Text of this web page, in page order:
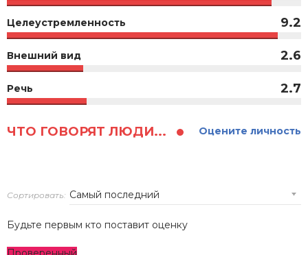
Целеустремленность 9.2
Внешний вид 2.6
Речь 2.7
ЧТО ГОВОРЯТ ЛЮДИ... Оцените личность
Сортировать:
Будьте первым кто поставит оценку